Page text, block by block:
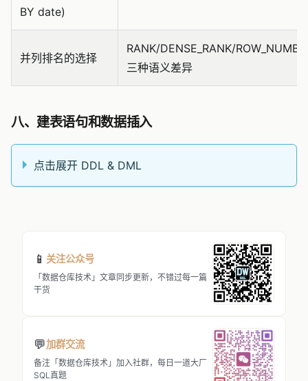
BY date)
并列排名的选择
RANK/DENSE_RANK/
三种语义差异
八、建表语句和数据插入
点击展开 DDL & DML
📱 关注公众号
「数据仓库技术」文章同步更新，不错过每一篇
干货
💬加群交流
备注「数据仓库技术」加入社群，每日一道大厂
SQL真题